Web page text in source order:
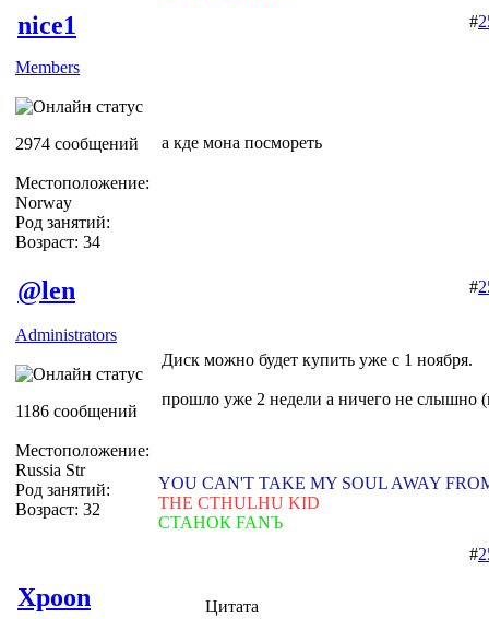
nice1
Members
2974 сообщений
Местоположение:
Norway
Род занятий:
Возраст: 34
#
а кде мона посмореть
@len
Administrators
1186 сообщений
Местоположение:
Russia Str
Род занятий:
Возраст: 32
#
Диск можно будет купить уже с 1 ноября.
прошло уже 2 недели а ничего не слышно
YOU CAN'T TAKE MY SOUL AWAY
THE CTHULHU KID
СТАНОК FANЪ
Xpoon
#
Цитата